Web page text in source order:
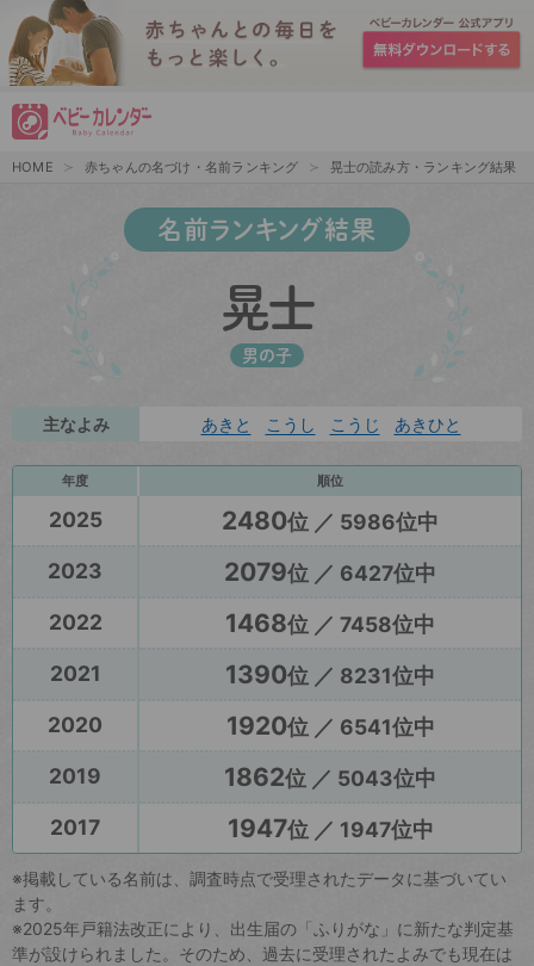
HOME 赤ちゃんの名づけ・名前ランキング 晃士の読み方・ランキング結果
名前ランキング結果
晃士
男の子
主なよみ あきと こうし こうじ あきひと
年度 順位
2025 2480位 ／ 5986位中
2023
2079位 ／ 6427位中
2022
1468位 ／ 7458位中
2021
1390位 ／ 8231位中
2020
1920位 ／ 6541位中
2019
1862位 ／ 5043位中
2017
1947位 ／ 1947位中
※掲載している名前は、調査時点で受理されたデータに基づいてい
ます。
※2025年戸籍法改正により、出生届の「ふりがな」に新たな判定基
準が設けられました。そのため、過去に受理されたよみでも現在は